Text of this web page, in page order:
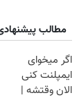
مطالب
اگر میخوای
ایمپلنت کنی
الان وقتشه |